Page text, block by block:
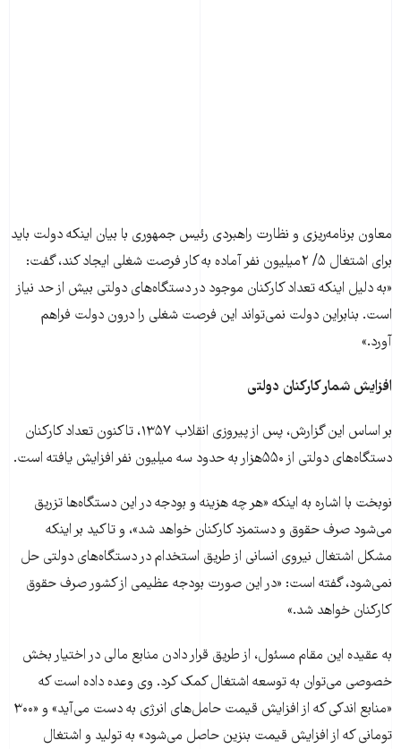
معاون برنامه‌ریزی و نظارت راهبردی رئیس جمهوری با بیان اینکه دولت باید
برای اشتغال ۵/ ۲میلیون نفر آماده به کار فرصت شغلی ایجاد کند، گفت:
«به دلیل اینکه تعداد کارکنان موجود در دستگاه‌های دولتی بیش از حد نیاز
است. بنابراین دولت نمی‌تواند این فرصت شغلی را درون دولت فراهم
آورد.»
افزایش شمار کارکنان دولتی
بر اساس این گزارش، پس از پیروزی انقلاب ۱۳۵۷، تاکنون تعداد کارکنان
دستگاه‌های دولتی از ۵۵۰هزار به حدود سه میلیون نفر افزایش یافته است.
نوبخت با اشاره به اینکه «هر چه هزینه و بودجه در این دستگاه‌ها تزریق
می‌شود صرف حقوق و دستمزد کارکنان خواهد شد»، و تاکید بر اینکه
مشکل اشتغال نیروی انسانی از طریق استخدام در دستگاه‌های دولتی حل
نمی‌شود، گفته است: «در این صورت بودجه عظیمی از کشور صرف حقوق
کارکنان خواهد شد.»
به عقیده این مقام مسئول، از طریق قرار دادن منابع مالی در اختیار بخش
خصوصی می‌توان به توسعه اشتغال کمک کرد. وی وعده داده است که
«منابع اندکی که از افزایش قیمت حامل‌های انرژی به دست می‌آید» و «۳۰۰
تومانی که از افزایش قیمت بنزین حاصل می‌شود» به تولید و اشتغال